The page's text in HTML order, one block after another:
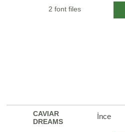
2 font files
CAVIAR
DREAMS
İnce